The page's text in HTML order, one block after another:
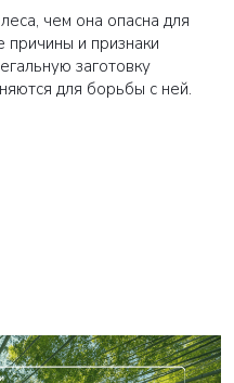
чем она опасна для
причины и признаки
заготовку
для борьбы с ней.